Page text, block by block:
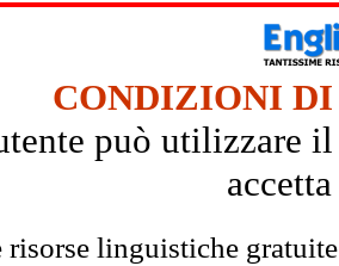
CONDIZIONI DI
può utilizzare il
risorse linguistiche